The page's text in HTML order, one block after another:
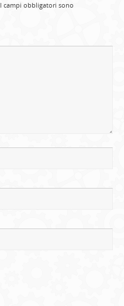
I campi obbligatori sono